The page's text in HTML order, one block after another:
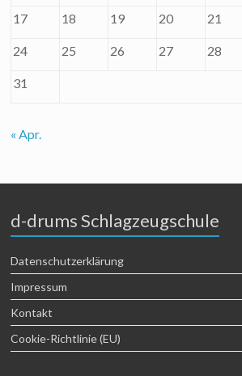
17 18 19 20 21
24 25 26 27 28
31
« Apr.
d-drums Schlagzeugschule
Datenschutzerklärung
Impressum
Kontakt
Cookie-Richtlinie (EU)